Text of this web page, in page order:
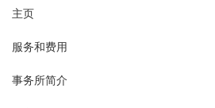
主页
服务和费用
事务所简介